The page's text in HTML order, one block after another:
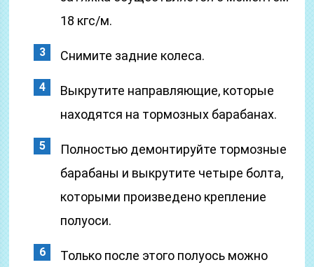
18 кгс/м.
Снимите задние колеса.
Выкрутите направляющие, которые
находятся на тормозных барабанах.
Полностью демонтируйте тормозные
барабаны и выкрутите четыре болта,
которыми произведено крепление
полуоси.
Только после этого полуось можно